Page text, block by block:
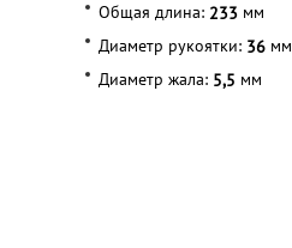
Общая длина: 233 мм
Диаметр рукоятки: 36 мм
Диаметр жала: 5,5 мм